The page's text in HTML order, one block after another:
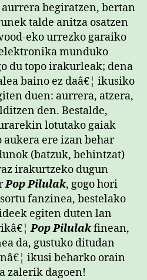
begiratzen, bertan
talde anitza osatzen
eko urrezko garaiko
munduko
du topo irakurleak; dena
baino ez daâ€¦ ikusiko
duen: aurrera, atzera,
den. Bestalde,
lotutako gaiak
ere izan behar
(batzuk, behintzat)
irakurtzeko dugun
Pop Pilulak, gogo hori
fanzinea, bestelako
egiten duten lan
Pop Pilulakfinean,
da, gustuko ditudan
ikusi beharko orain
zalerik dagoen!